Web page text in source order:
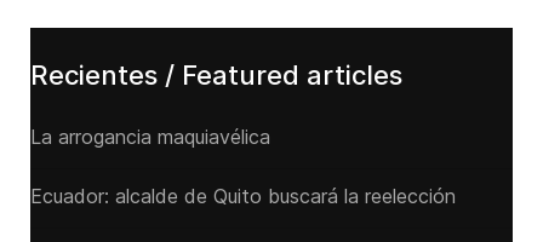
Recientes / Featured articles
La arrogancia maquiavélica
Ecuador: alcalde de Quito buscará la reelección